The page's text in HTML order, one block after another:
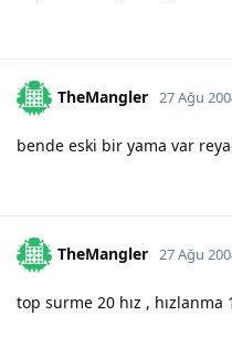
TheMangler 27 Ağu
bende eski bir yama var
TheMangler 27 Ağu
top surme 20 hız , hızlanma